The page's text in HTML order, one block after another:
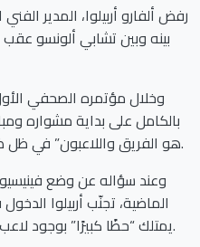
رفض ألفارو أربيلوا، المدير
بينه وبين تشابي ألونسو عقب
وخلال مؤتمره الصحفي
بالكامل على بداية مشواره
هو الفريق واللاعبون” في ظل ضغط المنافسة على جميع الجبهات.
وعند سؤاله عن وضع
الماضية، تجنّب أربيلوا
يمتلك “حظًا كبيرًا” بوجود لاعب بحجم فينيسيوس داخل المجموعة.